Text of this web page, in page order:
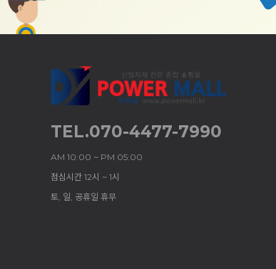
TEL.070-4477-7990
AM 10:00 ~ PM 05:00
점심시간 12시 ~ 1시
토, 일, 공휴일 휴무